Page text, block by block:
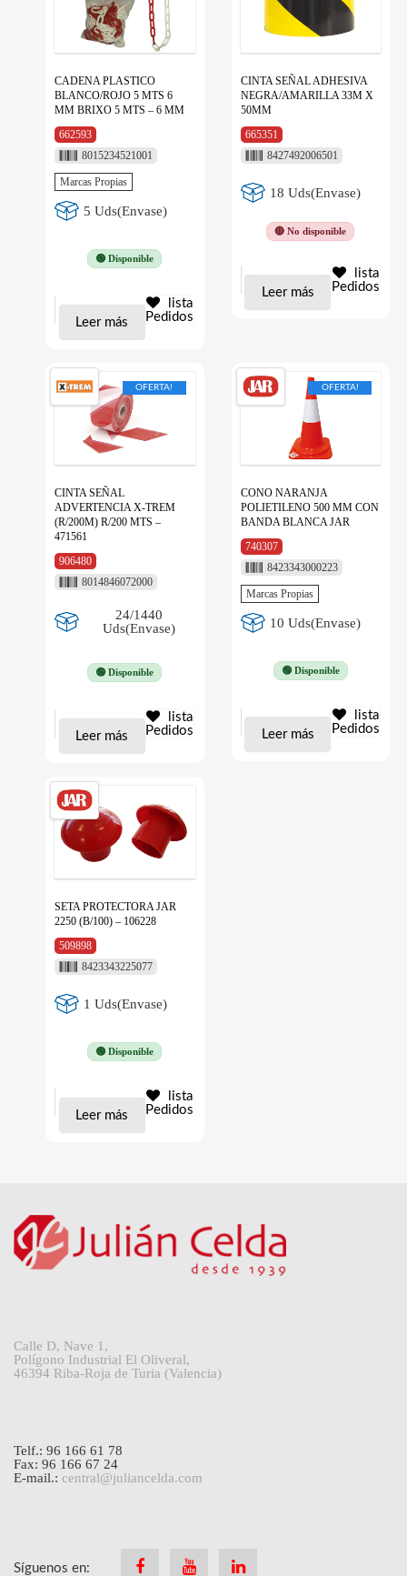
CADENA PLASTICO
BLANCO/ROJO 5 MTS 6
MM BRIXO 5 MTS – 6 MM
662593
8015234521001
Marcas Propias
5 Uds(Envase)
🟢 Disponible
Leer más
lista
Pedidos
CINTA SEÑAL ADHESIVA
NEGRA/AMARILLA 33M X
50MM
665351
8427492006501
18 Uds(Envase)
🔴 No disponible
Leer más
lista
Pedidos
OFERTA!
CINTA SEÑAL
ADVERTENCIA X-TREM
(R/200M) R/200 MTS –
471561
906480
8014846072000
24/1440
Uds(Envase)
🟢 Disponible
Leer más
lista
Pedidos
OFERTA!
CONO NARANJA
POLIETILENO 500 MM CON
BANDA BLANCA JAR
740307
8423343000223
Marcas Propias
10 Uds(Envase)
🟢 Disponible
Leer más
lista
Pedidos
SETA PROTECTORA JAR
2250 (B/100) – 106228
509898
8423343225077
1 Uds(Envase)
🟢 Disponible
Leer más
lista
Pedidos
Calle D, Nave 1,
Polígono Industrial El Oliveral,
46394 Riba-Roja de Turia (Valencia)
Telf.: 96 166 61 78
Fax: 96 166 67 24
E-mail.: central@juliancelda.com
Síguenos en: FacebookYoutube Linkedin